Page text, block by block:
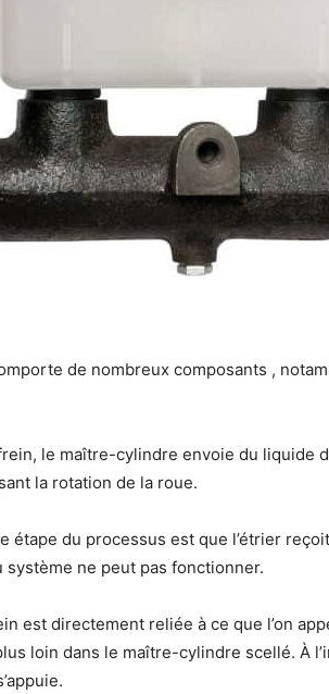
de nombreux composants ,
le maître-cylindre envoie du liquide
la rotation de la roue.
étape du processus est que l’étrier
ne peut pas fonctionner.
est directement reliée à ce que l’on
loin dans le maître-cylindre scellé. À